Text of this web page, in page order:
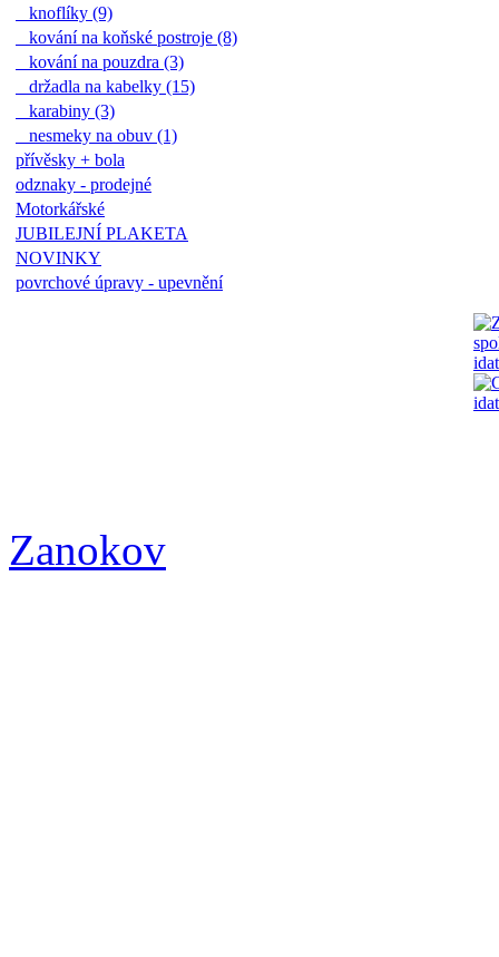
knoflíky (9)
kování na koňské postroje (8)
kování na pouzdra (3)
držadla na kabelky (15)
karabiny (3)
nesmeky na obuv (1)
přívěsky + bola
odznaky - prodejné
Motorkářské
JUBILEJNÍ PLAKETA
NOVINKY
povrchové úpravy - upevnění
Zanokov